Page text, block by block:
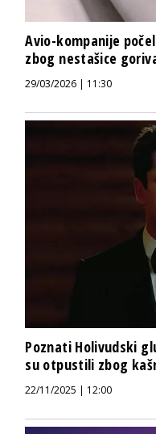
Avio-kompanije
zbog nestašice
29/03/2026 | 11:30
Poznati Holivudski
su otpustili zbog
22/11/2025 | 12:00